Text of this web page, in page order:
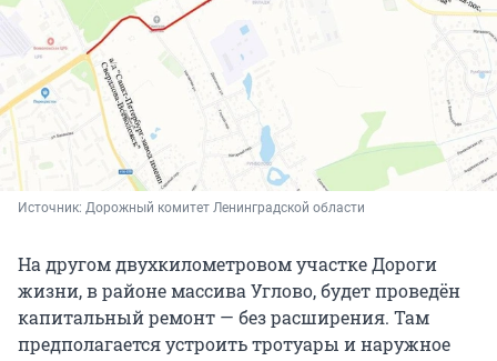
Источник: Дорожный комитет Ленинградской области
На другом двухкилометровом участке Дороги
жизни, в районе массива Углово, будет проведён
капитальный ремонт — без расширения. Там
предполагается устроить тротуары и наружное